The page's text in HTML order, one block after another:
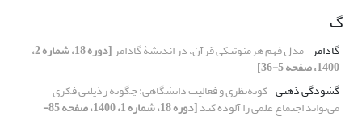
گ
گادامر مدل فهم هرمنوتیکی قرآن، در اندیشۀ گادامر [دوره 18، شماره 2،
1400، صفحه 5-36]
گشودگی ذهنی کوته‌نظری و فعالیت دانشگاهی: چگونه رذیلتی فکری
می‌تواند اجتماع علمی را آلوده کند [دوره 18، شماره 1، 1400، صفحه 85-